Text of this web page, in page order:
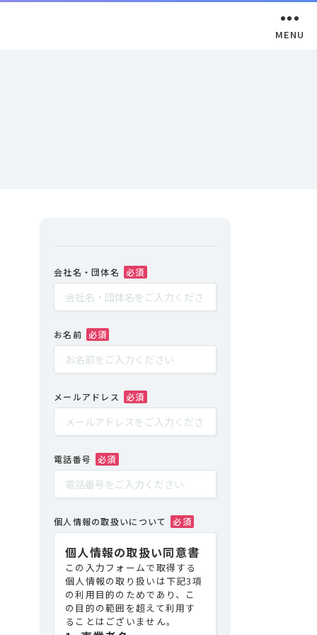
会社名・団体名
お名前
メールアドレス
電話番号
個人情報の取扱いについて
個人情報の取扱い同意書
この入力フォームで取得する
個人情報の取り扱いは下記3項
の利用目的のためであり、こ
の目的の範囲を超えて利用す
ることはございません。